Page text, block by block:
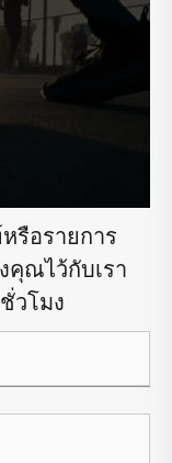
รือรายการ
คุณไว้กับเรา
วโมง